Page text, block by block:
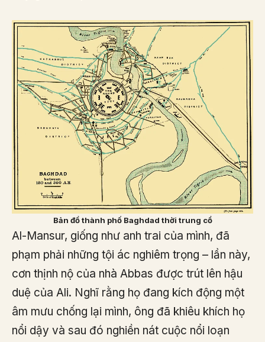
Bản đồ thành phố Baghdad thời trung cổ
Al-Mansur, giống như anh trai của mình, đã
phạm phải những tội ác nghiêm trọng – lần này,
cơn thịnh nộ của nhà Abbas được trút lên hậu
duệ của Ali. Nghĩ rằng họ đang kích động một
âm mưu chống lại mình, ông đã khiêu khích họ
nổi dậy và sau đó nghiền nát cuộc nổi loạn